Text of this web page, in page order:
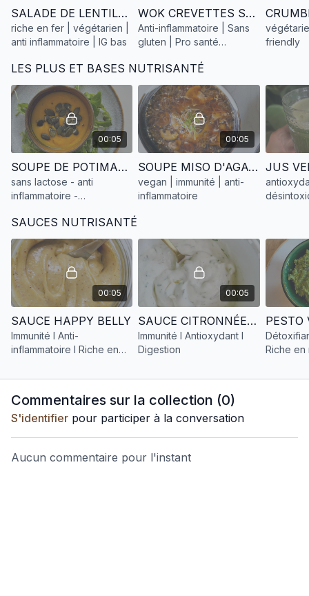
SALADE DE LENTILLES
riche en fer | végétarien |
anti inflammatoire | IG bas
WOK CREVETTES SANTÉ & DIGESTION
Anti-inflammatoire | Sans
gluten | Pro santé
friendly
LES PLUS ET BASES NUTRISANTÉ
00:05
SOUPE DE POTIMARRON
sans lactose - anti
inflammatoire -
00:05
SOUPE MISO D'AGATHE
vegan | immunité | anti-
inflammatoire
SAUCES NUTRISANTÉ
00:05
SAUCE HAPPY BELLY
Immunité I Anti-
inflammatoire I Riche en
00:05
SAUCE CITRONNÉE À LA CIBOULETTE
Immunité I Antioxydant I
Digestion
Riche en
Commentaires sur la collection (0)
S'identifier pour participer à la conversation
Aucun commentaire pour l'instant